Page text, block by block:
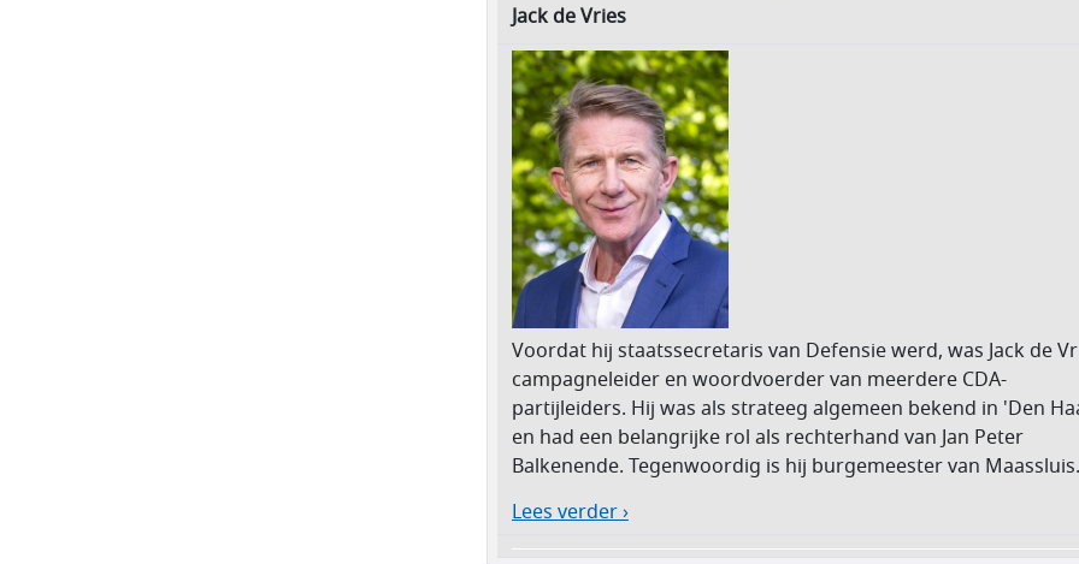
Jack de Vries
Voordat hij staatssecretaris van Defensie werd, was Jack de
campagneleider en woordvoerder van meerdere CDA-
partijleiders. Hij was als strateeg algemeen bekend in 'Den
en had een belangrijke rol als rechterhand van Jan Peter
Balkenende. Tegenwoordig is hij burgemeester van Maassluis.
Lees verder ›